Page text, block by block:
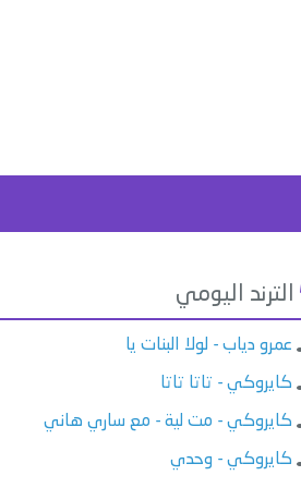
الترند اليومي
عمرو دياب - لولا البنات يا
كايروكي - تاتا تاتا
كايروكي - مت لية - مع ساري هاني
كايروكي - وحدي